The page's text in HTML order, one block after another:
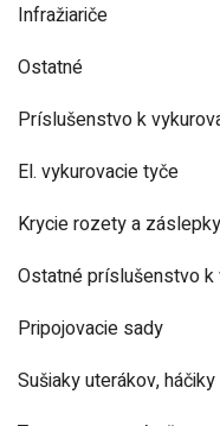
Infražiariče
Ostatné
Príslušenstvo k
El. vykurovacie tyče
Krycie rozety a záslepky
Ostatné príslušenstvo
Pripojovacie sady
Sušiaky uterákov, háčiky